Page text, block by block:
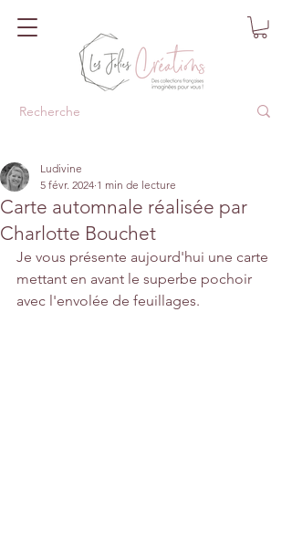
Carte automnale réalisée par
Charlotte Bouchet
Ludivine
5 févr. 2024 1 min de lecture
Je vous présente aujourd'hui une carte
mettant en avant le superbe pochoir
avec l'envolée de feuillages.